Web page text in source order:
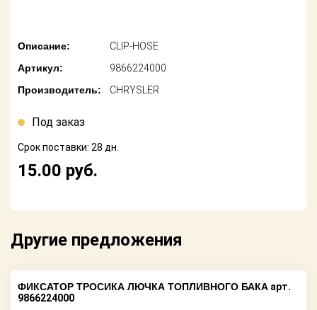
Акции
заказ
Контакты
Детали для ТО
Ремонт и
техобслуживание
Доставка
Оплата
сотрудничество
Акции
Описание:
CLIP-HOSE
Артикул:
9866224000
Производитель:
CHRYSLER
Под заказ
Срок поставки: 28 дн.
15.00 руб.
Другие предложения
ФИКСАТОР ТРОСИКА ЛЮЧКА ТОПЛИВНОГО БАКА арт.
9866224000